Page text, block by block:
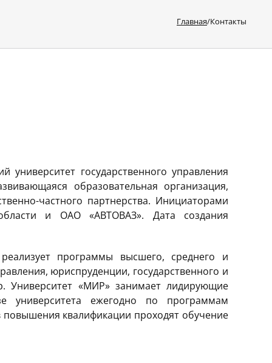
Главная/Контакты
государственного управления
образовательная организация,
частного партнерства. Инициаторами
и ОАО «АВТОВАЗ». Дата создания
программы высшего, среднего и
юриспруденции, государственного и
Университет «МИР» занимает лидирующие
университета ежегодно по программам
повышения квалификации проходят обучение